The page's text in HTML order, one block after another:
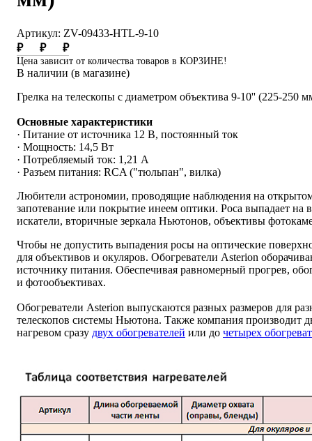
Артикул: ZV-09433-HTL-9-10
₽
₽ ₽
Цена зависит от количества товаров в КОРЗИНЕ!
В наличии (в магазине)
Грелка на телескопы с диаметром объектива 9-10'' (225-250
Основные характеристики
· Питание от источника 12 В, постоянный ток
· Мощность: 14,5 Вт
· Потребляемый ток: 1,21 А
· Разъем питания: RCA ("тюльпан", вилка)
Любители астрономии, проводящие наблюдения на
запотевание или покрытие инеем оптики. Роса выпадает на
искатели, вторичные зеркала Ньютонов, объективы
Чтобы не допустить выпадения росы на оптические
для объективов и окуляров. Обогреватели Asterion
источнику питания. Обеспечивая равномерный прогрев,
и фотообъективах.
Обогреватели Asterion выпускаются разных размеров для
телескопов системы Ньютона. Также компания производит
нагревом сразу двух обогревателей или до четырех